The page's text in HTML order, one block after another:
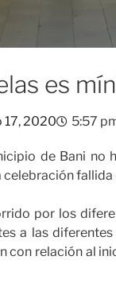
es
17, 2020 5:57
de Bani no
por los
a las
con relación al